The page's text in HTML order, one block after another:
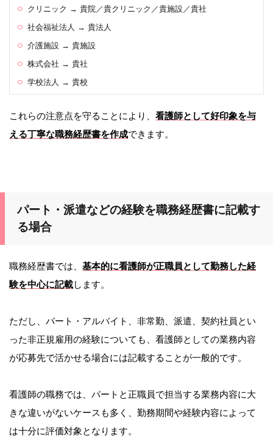
クリニック → 貴院／貴クリニック／貴施設／貴社
社会福祉法人 → 貴法人
介護施設 → 貴施設
株式会社 → 貴社
学校法人 → 貴校
これらの注意点を守ることにより、 看護師として好印象を与
える丁寧な職務経歴書を作成できます。
パート・派遣などの経験を職務経歴書に記載す
る場合
職務経歴書では、 基本的に看護師が正職員として勤務した経
験を中心に記載します。
ただし、パート・アルバイト、非常勤、派遣、契約社員とい
った非正規雇用の経験についても、看護師としての業務内容
が応募先で活かせる場合には記載することが一般的です。
看護師の職務では、パートと正職員で担当する業務内容に大
きな違いがないケースも多く、勤務期間や経験内容によって
は十分に評価対象となります。